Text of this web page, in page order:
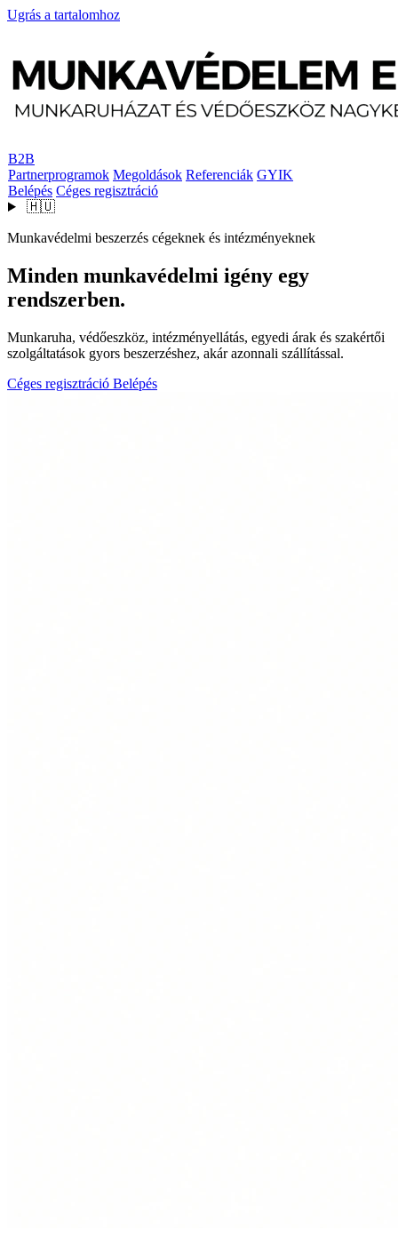
Ugrás a tartalomhoz
B2B
Partnerprogramok Megoldások Referenciák GYIK
Belépés Céges regisztráció
🇭🇺
Munkavédelmi beszerzés cégeknek és intézményeknek
Minden munkavédelmi igény egy
rendszerben.
Munkaruha, védőeszköz, intézményellátás, egyedi árak és szakértői
szolgáltatások gyors beszerzéshez, akár azonnali szállítással.
Céges regisztráció Belépés